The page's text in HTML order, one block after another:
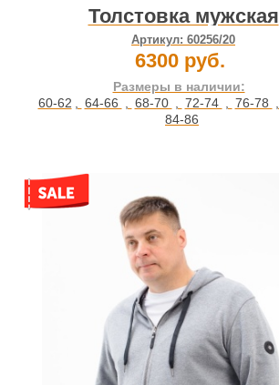
Толстовка мужская
Артикул: 60256/20
6300 руб.
Размеры в наличии:
60-62 , 64-66 , 68-70 , 72-74 , 76-78 ,
84-86